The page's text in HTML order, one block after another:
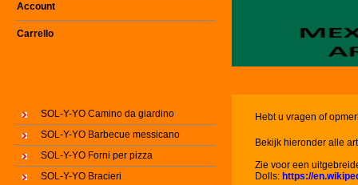
Account
Carrello
SOL-Y-YO Camino da giardino
SOL-Y-YO Barbecue messicano
SOL-Y-YO Forni per pizza
SOL-Y-YO Bracieri
Hebt u vragen of
Bekijk hieronder alle
Zie voor een
Dolls: https://